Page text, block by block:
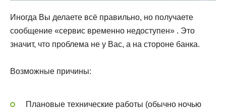
Иногда Вы делаете всё правильно, но получаете
сообщение «сервис временно недоступен» . Это
значит, что проблема не у Вас, а на стороне банка.
Возможные причины:
Плановые технические работы (обычно ночью